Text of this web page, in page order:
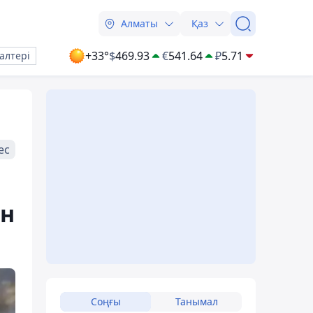
Алматы Қаз
+33°$469.93 €541.64 ₽5.71
Соңғы Танымал